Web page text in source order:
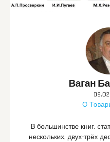
Ваган
О
В большинстве книг,
нескольких, двух-трёх